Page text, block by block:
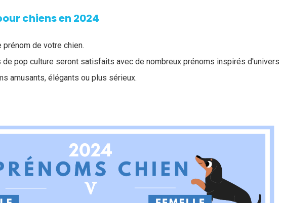
chiens en 2024
de votre chien.
pop culture seront satisfaits avec de nombreux prénoms inspirés d'univers
amusants, élégants ou plus sérieux.